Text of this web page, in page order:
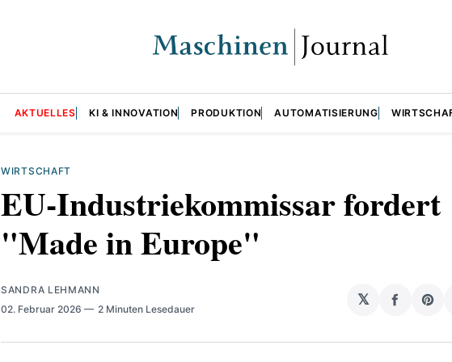
AKTUELLES KI & INNOVATION PRODUKTION AUTOMATISIERUNG
WIRTSCHAFT
EU-Industriekommissar fordert
"Made in Europe"
SANDRA LEHMANN
02. Februar 2026
2 Minuten Lesedauer
𝕏
auf
teilen